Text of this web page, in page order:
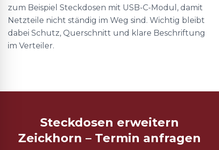
zum Beispiel Steckdosen mit USB-C-Modul, damit
Netzteile nicht ständig im Weg sind. Wichtig bleibt
dabei Schutz, Querschnitt und klare Beschriftung
im Verteiler.
Steckdosen erweitern
Zeickhorn – Termin anfragen